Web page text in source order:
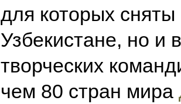
для которых сняты
Узбекистане, но и
творческих
чем 80 стран мира